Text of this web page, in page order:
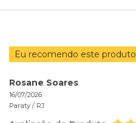
Eu recomendo este produto
Rosane Soares
16/07/2026
Paraty / RJ